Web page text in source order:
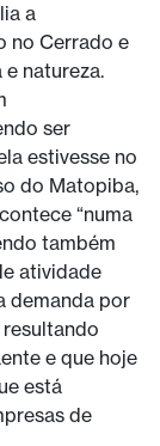
a
no Cerrado e
natureza.
ser
estivesse no
do Matopiba,
“numa
também
atividade
demanda por
e que hoje
está
de